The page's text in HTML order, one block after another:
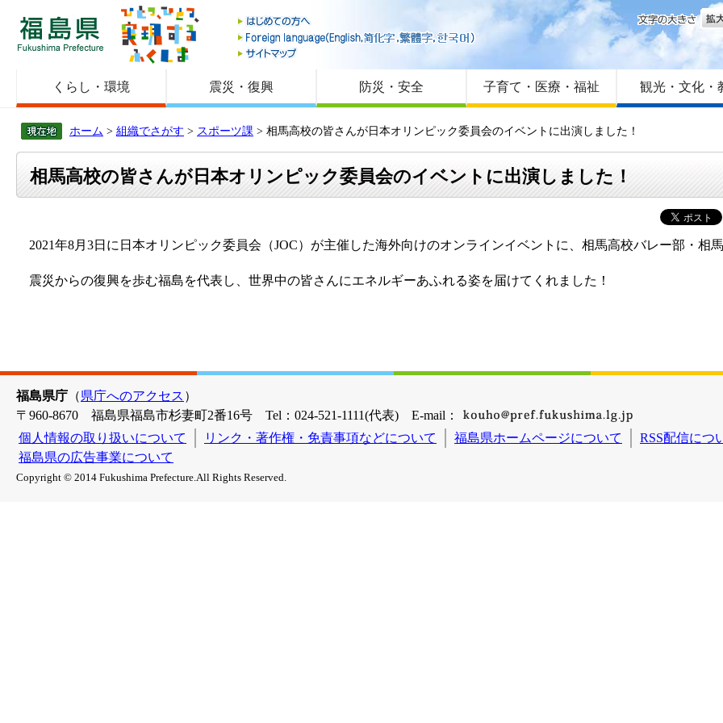
福島県
はじめての方へ
Foreign language
サイトマップ
文字
くらし・環境 震災・復興 防災・安全 子育て・医療・福祉 観光・文化・
ホーム > 組織でさがす > スポーツ課 > 相馬高校の皆さんが日本オリンピック委員会のイベントに出演しました！
相馬高校の皆さんが日本オリンピック委員会のイベントに出演しました！
2021年8月3日に日本オリンピック委員会（JOC）が主催した海外向けのオンラインイベントに、相馬高校バレー部・相
震災からの復興を歩む福島を代表し、世界中の皆さんにエネルギーあふれる姿を届けてくれました！
福島県庁 （県庁へのアクセス ）
〒960-8670 福島県福島市杉妻町2番16号 Tel：024-521-1111(代表) E-mail：
個人情報の取り扱いについて
リンク・著作権・免責事項などについて 福島県ホームページについて
RSS配信につ
福島県の広告事業について
Copyright © 2014 Fukushima Prefecture.All Rights Reserved.